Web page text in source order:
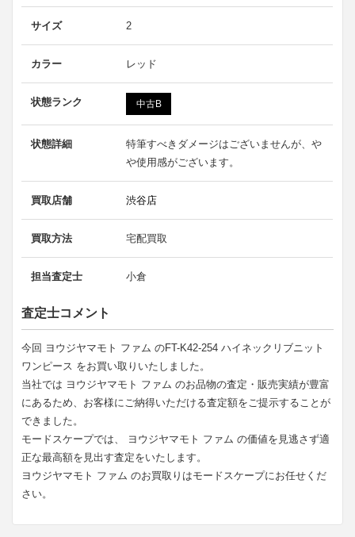
サイズ 2
カラー レッド
状態ランク 中古B
状態詳細
特筆すべきダメージはございませんが、や
や使用感がございます。
買取店舗 渋谷店
買取方法 宅配買取
担当査定士 小倉
査定士コメント
今回 ヨウジヤマモト ファム のFT-K42-254 ハイネックリブニット
ワンピース をお買い取りいたしました。
当社では ヨウジヤマモト ファム のお品物の査定・販売実績が豊富
にあるため、お客様にご納得いただける査定額をご提示することが
できました。
モードスケープでは、 ヨウジヤマモト ファム の価値を見逃さず適
正な最高額を見出す査定をいたします。
ヨウジヤマモト ファム のお買取りはモードスケープにお任せくだ
さい。